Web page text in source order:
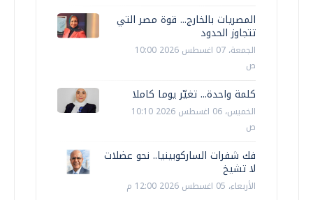
المصريات بالخارج... قوة مصر التي
تتجاوز الحدود
الجمعة، 07 اغسطس 2026 10:00
ص
كلمة واحدة... تغيّر يوما كاملا
الخميس، 06 اغسطس 2026 10:10
ص
فك شفرات الساركوبينيا.. نحو عضلات
لا تشيخ
الأربعاء، 05 اغسطس 2026 12:00 م